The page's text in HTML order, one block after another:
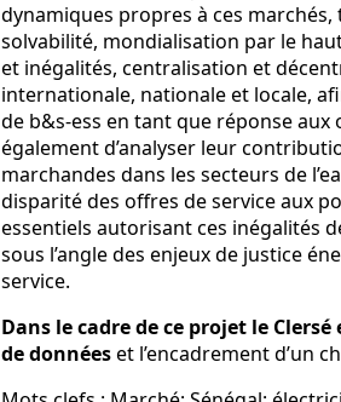
dynamiques propres à ces
solvabilité, mondialisation par le
et inégalités, centralisation et
internationale, nationale et locale,
de b&s-ess en tant que réponse aux
également d’analyser leur
marchandes dans les secteurs de
disparité des offres de service aux
essentiels autorisant ces inégalités
sous l’angle des enjeux de justice
service.
Dans le cadre de ce projet le
de donnéeset l’encadrement d’un